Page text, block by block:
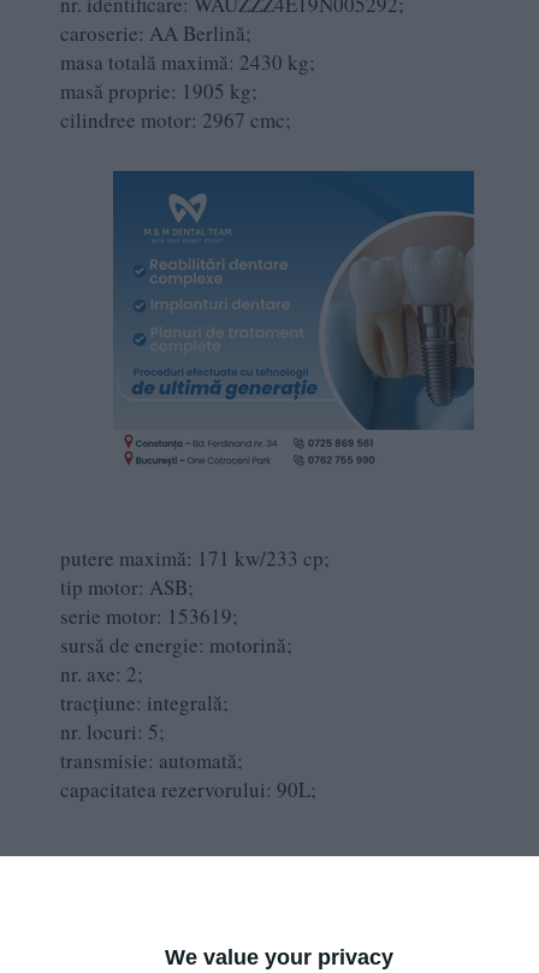
We value your privacy
caroserie: AA Berlină;
masa totală maximă: 2430 kg;
masă proprie: 1905 kg;
cilindree motor: 2967 cmc;
putere maximă: 171 kw/233 cp;
tip motor: ASB;
serie motor: 153619;
sursă de energie: motorină;
nr. axe: 2;
tracțiune: integrală;
nr. locuri: 5;
transmisie: automată;
capacitatea rezervorului: 90L;
computer de bord, pilot automat, volan